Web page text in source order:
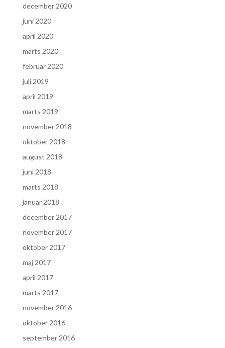
december 2020
juni 2020
april 2020
marts 2020
februar 2020
juli 2019
april 2019
marts 2019
november 2018
oktober 2018
august 2018
juni 2018
marts 2018
januar 2018
december 2017
november 2017
oktober 2017
maj 2017
april 2017
marts 2017
november 2016
oktober 2016
september 2016